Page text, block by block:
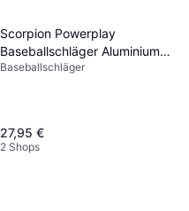
Scorpion Powerplay
Baseballschläger Aluminium
Schwarz 74 cm
Baseballschläger
27,95 €
2 Shops